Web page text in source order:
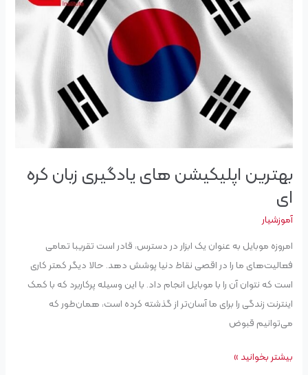
بهترین اپلیکیشن های یادگیری زبان کره
ای
آموزشیار
امروزه موبایل به عنوان یک ابزار در دسترس، قادر است تقریبا تمامی
فعالیت‌های ما را در اقصی نقاط دنیا پوشش دهد. حالا دیگر کمتر کاری
است که نتوان آن را با موبایل انجام داد. با این وسیله پرکاربرد که با کمک
اینترنت زندگی را برای ما آسان‌تر از گذشته کرده است، همان‌طور که
می‌توانیم قبوض
بیشتر بخوانید »